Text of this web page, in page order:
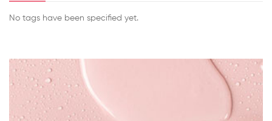
No tags have been specified yet.